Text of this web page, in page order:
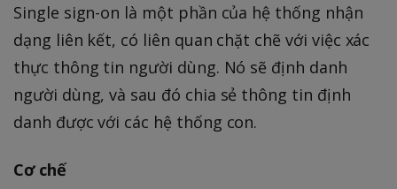
Single sign-on là một phần của hệ thống nhận
dạng liên kết, có liên quan chặt chẽ với việc xác
thực thông tin người dùng. Nó sẽ định danh
người dùng, và sau đó chia sẻ thông tin định
danh được với các hệ thống con.
Cơ chế